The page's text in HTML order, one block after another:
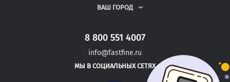
ПОЛИТИКА КОНФИДЕНЦИАЛЬНОСТИ
КОНТАКТЫ
ВАШ ГОРОД
САНКТ-ПЕТЕРБУРГ
БАТЫРЕВО
КАНАШ
8 800 551 4007
info@fastfine.ru
МЫ В СОЦИАЛЬНЫХ СЕТЯХ